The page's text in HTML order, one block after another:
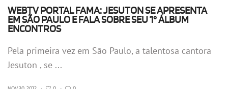
WEBTV PORTAL FAMA: JESUTON SE APRESENTA
EM SÃO PAULO E FALA SOBRE SEU 1° ÁLBUM
ENCONTROS
Pela primeira vez em São Paulo, a talentosa cantora
Jesuton , se ...